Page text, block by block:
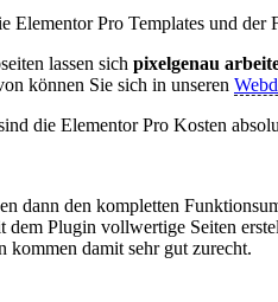
Pro Templates und der
lassen sich pixelgenau
können Sie sich in unseren
die Elementor Pro Kosten
den kompletten
Plugin vollwertige Seiten
kommen damit sehr gut zurecht.